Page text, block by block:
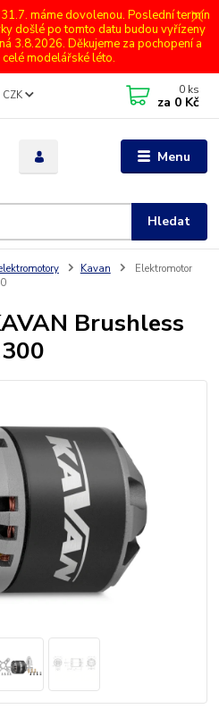
máme dovolenou. Poslední termín
došlé po tomto datu budou vyřízeny
3.8.2026. Děkujeme za pochopení a
modelářské léto.
Menu
CZK
Hledat
0 ks
za 0 Kč
Kavan
Elektromotor
Brushless